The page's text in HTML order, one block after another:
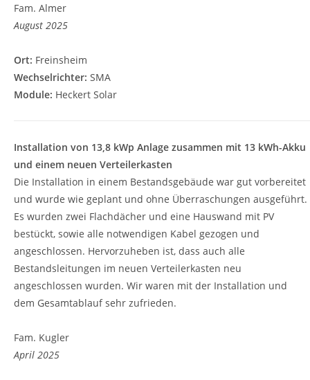
Fam. Almer
August 2025
Ort: Freinsheim
Wechselrichter: SMA
Module: Heckert Solar
Installation von 13,8 kWp Anlage zusammen mit 13 kWh-Akku
und einem neuen Verteilerkasten
Die Installation in einem Bestandsgebäude war gut vorbereitet
und wurde wie geplant und ohne Überraschungen ausgeführt.
Es wurden zwei Flachdächer und eine Hauswand mit PV
bestückt, sowie alle notwendigen Kabel gezogen und
angeschlossen. Hervorzuheben ist, dass auch alle
Bestandsleitungen im neuen Verteilerkasten neu
angeschlossen wurden. Wir waren mit der Installation und
dem Gesamtablauf sehr zufrieden.
Fam. Kugler
April 2025